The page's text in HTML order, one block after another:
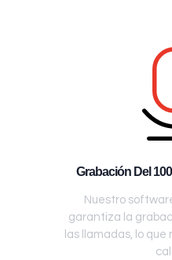
Grabación Del
Nuestro
garantiza la
las llamadas, lo